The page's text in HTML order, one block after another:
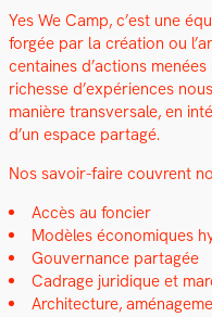
Yes We Camp, c’est une
forgée par la créa­tion ou
cen­taines d’actions
richesse d’expériences
manière trans­ver­sale, en
d’un espace partagé.
Nos savoir-faire cou­vrent
Accès au fonci­er
Mod­èles économiques
Gou­ver­nance partagée
Cadrage juridique et
Archi­tec­ture,